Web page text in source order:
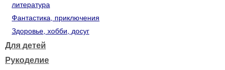
литература
Фантастика, приключения
Здоровье, хобби, досуг
Для детей
Рукоделие